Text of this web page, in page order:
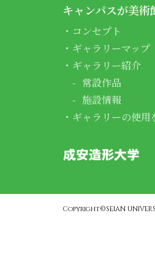
キャンパスが美術
コンセプト
ギャラリーマップ
ギャラリー紹介
常設作品
施設情報
ギャラリーの使用
Copyright©SEIAN